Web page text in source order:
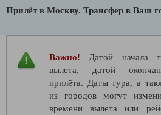
Прилёт в Москву. Трансфер в Ваш
Важно!
Датой начала
вылета, датой
прилёта. Даты тура, а
из городов могут
времени вылета или